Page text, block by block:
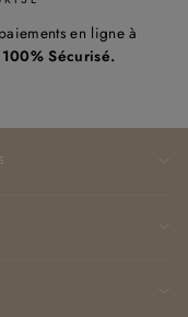
en ligne à
100% Sécurisé.